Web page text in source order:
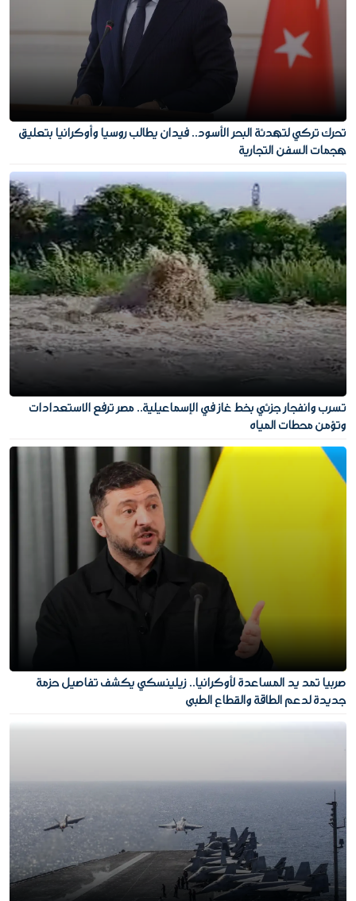
تحرك تركي لتهدئة البحر الأسود.. فيدان يطالب روسيا وأوكرانيا بتعليق
هجمات السفن التجارية
تسرب وانفجار جزئي بخط غاز في الإسماعيلية.. مصر ترفع الاستعدادات
وتؤمن محطات المياه
صربيا تمد يد المساعدة لأوكرانيا.. زيلينسكي يكشف تفاصيل حزمة
جديدة لدعم الطاقة والقطاع الطبي